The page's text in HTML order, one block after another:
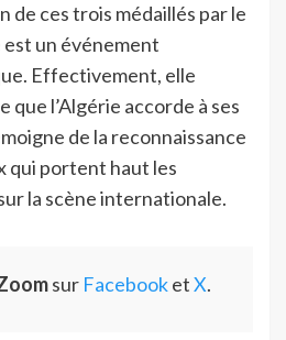
de ces trois médaillés par le
un événement
Effectivement, elle
que l’Algérie accorde à ses
de la reconnaissance
qui portent haut les
la scène internationale.
sur FacebooketX.